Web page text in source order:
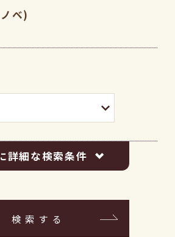
ベ)
詳細な検索条件
検索する